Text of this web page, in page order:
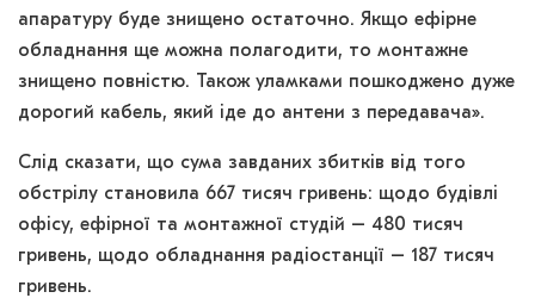
апаратуру буде знищено остаточно. Якщо ефірне
обладнання ще можна полагодити, то монтажне
знищено повністю. Також уламками пошкоджено дуже
дорогий кабель, який іде до антени з передавача».
Слід сказати, що сума завданих збитків від того
обстрілу становила 667 тисяч гривень: щодо будівлі
офісу, ефірної та монтажної студій – 480 тисяч
гривень, щодо обладнання радіостанції – 187 тисяч
гривень.